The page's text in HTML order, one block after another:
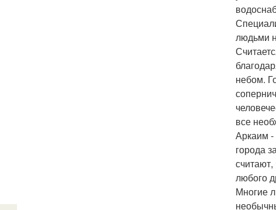
людьми
небом.
все
Аркаим -
города
любого
Многие